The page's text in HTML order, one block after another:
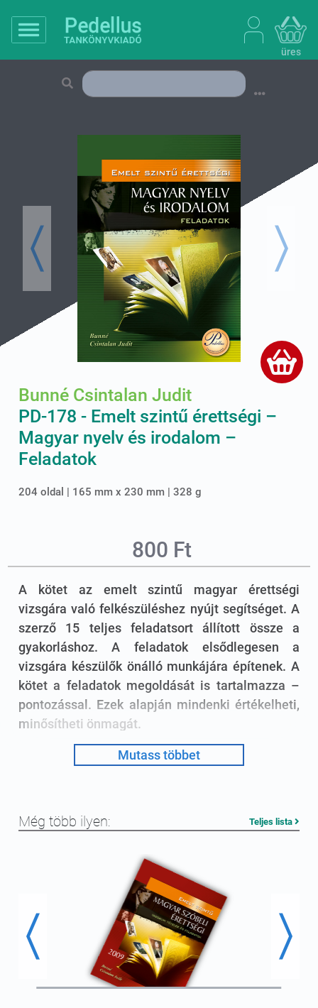
üres
Previous Next
Bunné Csintalan Judit
PD-178 - Emelt szintű érettségi –
Magyar nyelv és irodalom –
Feladatok
204 oldal | 165 mm x 230 mm | 328 g
800 Ft
A kötet az emelt szintű magyar érettségi
vizsgára való felkészüléshez nyújt segítséget. A
szerző 15 teljes feladatsort állított össze a
gyakorláshoz. A feladatok elsődlegesen a
vizsgára készülők önálló munkájára építenek. A
kötet a feladatok megoldását is tartalmazza –
pontozással. Ezek alapján mindenki értékelheti,
minősítheti önmagát.
9–12. osztályMutass többet
Még több ilyen: Teljes lista